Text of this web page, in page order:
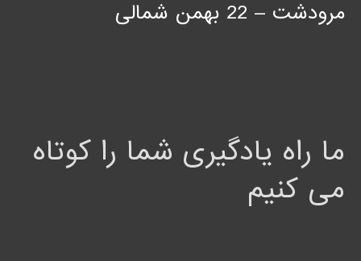
مرودشت – 22 بهمن شمالی
ما راه یادگیری شما را کوتاه
می کنیم